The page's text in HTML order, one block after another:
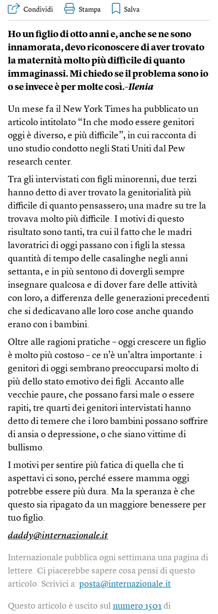
Condividi Stampa
Ho un figlio di otto anni e, anche se ne sono
innamorata, devo riconoscere di aver trovato
la maternità molto più difficile di quanto
immaginassi. Mi chiedo se il problema sono io
o se invece è per molte così.–Ilenia
Un mese fa il New York Times ha pubblicato un
articolo intitolato “In che modo essere genitori
oggi è diverso, e più difficile”, in cui racconta di
uno studio condotto negli Stati Uniti dal Pew
research center.
Tra gli intervistati con figli minorenni, due terzi
hanno detto di aver trovato la genitorialità più
difficile di quanto pensassero; una madre su tre la
trovava molto più difficile. I motivi di questo
risultato sono tanti, tra cui il fatto che le madri
lavoratrici di oggi passano con i figli la stessa
quantità di tempo delle casalinghe negli anni
settanta, e in più sentono di dovergli sempre
insegnare qualcosa e di dover fare delle attività
con loro, a differenza delle generazioni precedenti
che si dedicavano alle loro cose anche quando
erano con i bambini.
Oltre alle ragioni pratiche – oggi crescere un figlio
è molto più costoso – ce n’è un’altra importante: i
genitori di oggi sembrano preoccuparsi molto di
più dello stato emotivo dei figli. Accanto alle
vecchie paure, che possano farsi male o essere
rapiti, tre quarti dei genitori intervistati hanno
detto di temere che i loro bambini possano soffrire
di ansia o depressione, o che siano vittime di
bullismo.
I motivi per sentire più fatica di quella che ti
aspettavi ci sono, perché essere mamma oggi
potrebbe essere più dura. Ma la speranza è che
questo sia ripagato da un maggiore benessere per
tuo figlio.
daddy@internazionale.it
Internazionale pubblica ogni settimana una pagina di
lettere. Ci piacerebbe sapere cosa pensi di questo
articolo. Scrivici a: posta@internazionale.it
Questo articolo è uscito sul numero 1501 di